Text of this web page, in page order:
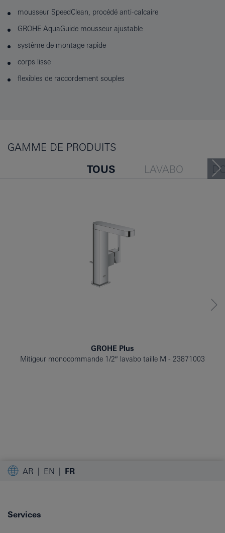
mousseur SpeedClean, procédé anti-calcaire
GROHE AquaGuide mousseur ajustable
système de montage rapide
corps lisse
flexibles de raccordement souples
GAMME DE PRODUITS
TOUS LAVABO
GROHE Plus
Mitigeur monocommande 1/2″ lavabo taille M
23871003
AR EN FR
Services